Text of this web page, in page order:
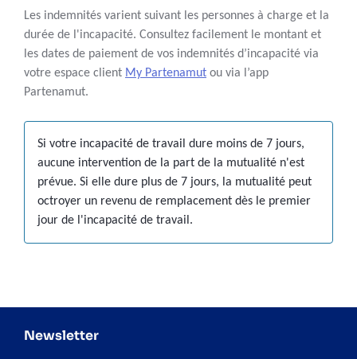
Les indemnités varient suivant les personnes à charge et la
durée de l'incapacité. Consultez facilement le montant et
les dates de paiement de vos indemnités d’incapacité via
votre espace client My Partenamut ou via l’app
Partenamut.
Si votre incapacité de travail dure moins de 7 jours,
aucune intervention de la part de la mutualité n'est
prévue. Si elle dure plus de 7 jours, la mutualité peut
octroyer un revenu de remplacement dès le premier
jour de l'incapacité de travail.
Newsletter